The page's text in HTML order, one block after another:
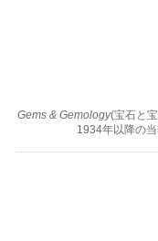
Gems & Gemology(宝石と
1934年以降の